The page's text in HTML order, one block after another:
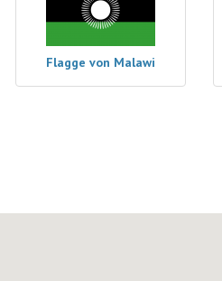
Flagge von Malawi